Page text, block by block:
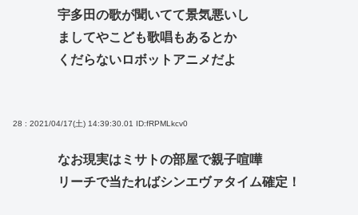
宇多田の歌が聞いてて景気悪いし
ましてやこども歌唱もあるとか
くだらないロボットアニメだよ
28 : 2021/04/17(土) 14:39:30.01 ID:fRPMLkcv0
なお現実はミサトの部屋で親子喧嘩
リーチで当たればシンエヴァタイム確定！